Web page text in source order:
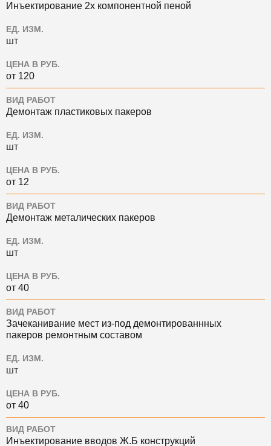
Инъектирование 2х компонентной пеной
ЕД. ИЗМ.
шт
ЦЕНА В РУБ.
от 120
ВИД РАБОТ
Демонтаж пластиковых пакеров
ЕД. ИЗМ.
шт
ЦЕНА В РУБ.
от 12
ВИД РАБОТ
Демонтаж металических пакеров
ЕД. ИЗМ.
шт
ЦЕНА В РУБ.
от 40
ВИД РАБОТ
Зачеканивание мест из-под демонтированнных
пакеров ремонтным составом
ЕД. ИЗМ.
шт
ЦЕНА В РУБ.
от 40
ВИД РАБОТ
Инъектирование вводов Ж.Б конструкций